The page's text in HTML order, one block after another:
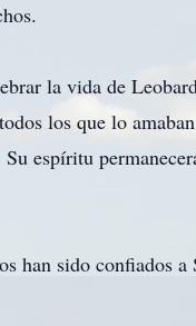
la vida de
los que lo
espíritu
han sido confiados